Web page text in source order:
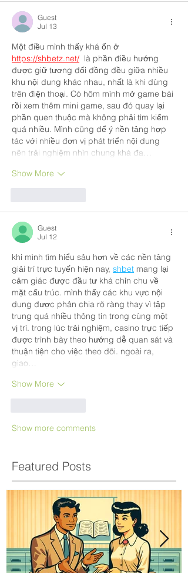
Guest
Jul 13
Một điều mình thấy khá ổn ở
https://shbetz.net/ là phần điều hướng
được giữ tương đối đồng đều giữa nhiều
khu nội dung khác nhau, nhất là khi dùng
trên điện thoại. Có hôm mình mở game bài
rồi xem thêm mini game, sau đó quay lại
phần quen thuộc mà không phải tìm kiếm
quá nhiều. Mình cũng để ý nền tảng hợp
tác với nhiều đơn vị phát triển nội dung
nên trải nghiệm nhìn chung khá đa…
Show More
Guest
Jul 12
khi mình tìm hiểu sâu hơn về các nền tảng
giải trí trực tuyến hiện nay, shbet mang lại
cảm giác được đầu tư khá chỉn chu về
mặt cấu trúc. mình thấy các khu vực nội
dung được phân chia rõ ràng thay vì tập
trung quá nhiều thông tin trong cùng một
vị trí. trong lúc trải nghiệm, casino trực tiếp
được trình bày theo hướng dễ quan sát và
thuận tiện cho việc theo dõi. ngoài ra,
giao…
Show More
Show more comments
Featured Posts